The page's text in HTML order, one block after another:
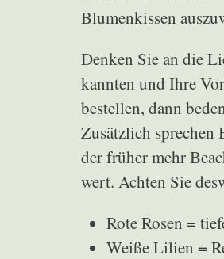
Blumenkissen
Denken Sie an die
kannten und Ihre
bestellen, dann
Zusätzlich sprechen
der früher mehr
wert. Achten Sie
Rote Rosen =
Weiße Lilien =